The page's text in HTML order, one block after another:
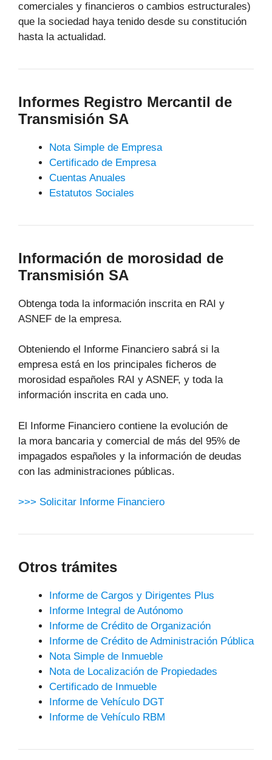
comerciales y financieros o cambios estructurales)
que la sociedad haya tenido desde su constitución
hasta la actualidad.
Informes Registro Mercantil de
Transmisión SA
Nota Simple de Empresa
Certificado de Empresa
Cuentas Anuales
Estatutos Sociales
Información de morosidad de
Transmisión SA
Obtenga toda la información inscrita en RAI y
ASNEF de la empresa.
Obteniendo el Informe Financiero sabrá si la
empresa está en los principales ficheros de
morosidad españoles RAI y ASNEF, y toda la
información inscrita en cada uno.
El Informe Financiero contiene la evolución de
la mora bancaria y comercial de más del 95% de
impagados españoles y la información de deudas
con las administraciones públicas.
>>> Solicitar Informe Financiero
Otros trámites
Informe de Cargos y Dirigentes Plus
Informe Integral de Autónomo
Informe de Crédito de Organización
Informe de Crédito de Administración Pública
Nota Simple de Inmueble
Nota de Localización de Propiedades
Certificado de Inmueble
Informe de Vehículo DGT
Informe de Vehículo RBM